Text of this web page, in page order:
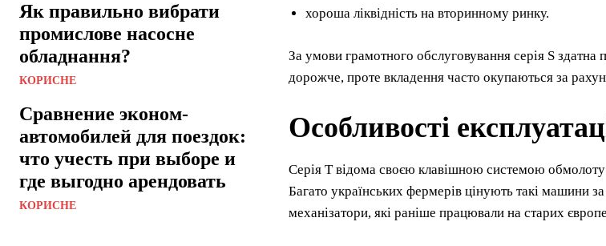
Як правильно вибрати
промислове насосне
обладнання?
КОРИСНЕ
Сравнение эконом-
автомобилей для поездок:
что учесть при выборе и
где выгодно арендовать
КОРИСНЕ
хороша ліквідність на вторинному ринку.
За умови грамотного обслуговування серія S
дорожче, проте вкладення часто окупаються за
Особливості
Серія T відома своєю клавішною системою
Багато українських фермерів цінують такі машини
механізатори, які раніше працювали на старих